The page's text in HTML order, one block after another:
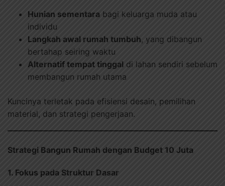
Hunian sementara bagi keluarga muda atau
individu
Langkah awal rumah tumbuh, yang dibangun
bertahap seiring waktu
Alternatif tempat tinggal di lahan sendiri sebelum
membangun rumah utama
Kuncinya terletak pada efisiensi desain, pemilihan
material, dan strategi pengerjaan.
Strategi Bangun Rumah dengan Budget 10 Juta
1. Fokus pada Struktur Dasar